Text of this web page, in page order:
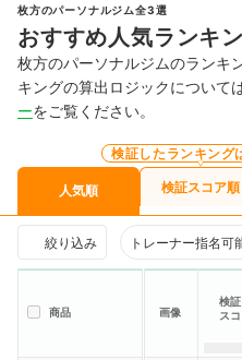
枚方のパーソナルジム全3選
おすすめ人気ランキ
枚方のパーソナルジムのランキ
キングの算出ロジックについては
ーをご覧ください。
人気順
検証したランキング
検証スコア順
絞り込み トレーナー指名可
商品 画像
検証
ス